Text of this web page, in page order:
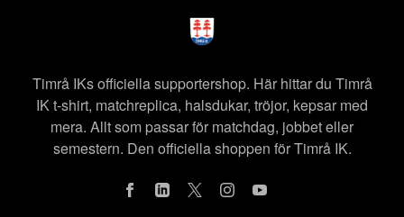
Timrå IKs officiella supportershop. Här hittar du Timrå
IK t-shirt, matchreplica, halsdukar, tröjor, kepsar med
mera. Allt som passar för matchdag, jobbet eller
semestern. Den officiella shoppen för Timrå IK.